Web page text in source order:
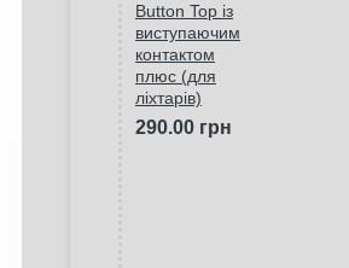
Button Top із
виступаючим
контактом
плюс (для
ліхтарів)
290.00 грн